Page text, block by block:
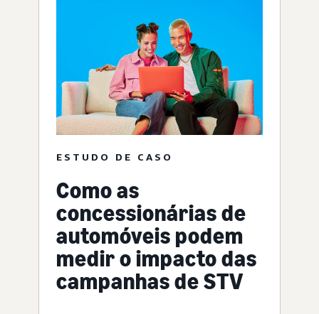
ESTUDO DE CASO
Como as
concessionárias de
automóveis podem
medir o impacto das
campanhas de STV